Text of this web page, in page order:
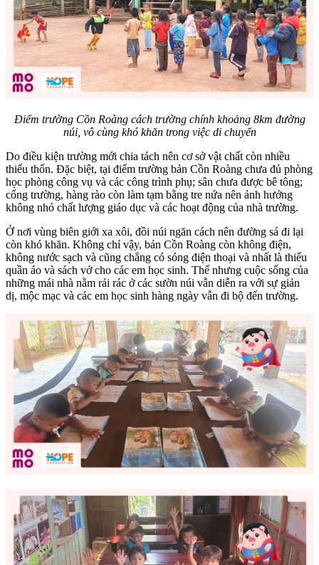
Điểm trường Cồn Roàng cách trường chính khoảng 8km đường
núi, vô cùng khó khăn trong việc di chuyển
Do điều kiện trường mới chia tách nên cơ sở vật chất còn nhiều
thiếu thốn. Đặc biệt, tại điểm trường bản Cồn Roàng chưa đủ phòng
học phòng công vụ và các công trình phụ; sân chưa được bê tông;
cổng trường, hàng rào còn làm tạm bằng tre nứa nên ảnh hưởng
không nhỏ chất lượng giáo dục và các hoạt động của nhà trường.
Ở nơi vùng biên giới xa xôi, đồi núi ngăn cách nên đường sá đi lại
còn khó khăn. Không chỉ vậy, bản Cồn Roàng còn không điện,
không nước sạch và cũng chẳng có sóng điện thoại và nhất là thiếu
quần áo và sách vở cho các em học sinh. Thế nhưng cuộc sống của
những mái nhà nằm rải rác ở các sườn núi vẫn diễn ra với sự giản
dị, mộc mạc và các em học sinh hàng ngày vẫn đi bộ đến trường.